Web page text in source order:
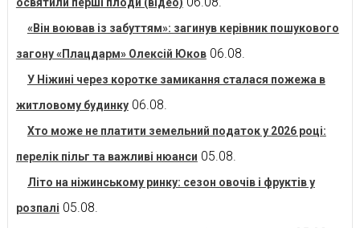
освятили перші плоди (відео)
«Він воював із забуттям»: загинув керівник пошукового
загону «Плацдарм» Олексій Юков 06.08.
У Ніжині через коротке замикання сталася пожежа в
житловому будинку 06.08.
Хто може не платити земельний податок у 2026 році:
перелік пільг та важливі нюанси 05.08.
Літо на ніжинському ринку: сезон овочів і фруктів у
розпалі 05.08.